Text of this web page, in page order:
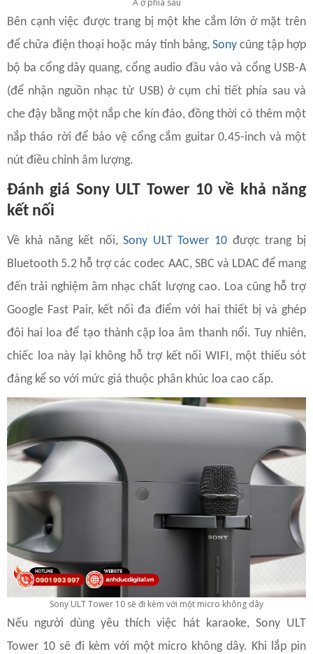
A ở phía sau
Bên cạnh việc được trang bị một khe cắm lớn ở mặt trên
để chữa điện thoại hoặc máy tính bảng,Sony cũng tập hợp
bộ ba cổng dây quang, cổng audio đầu vào và cổng USB-A
(để nhận nguồn nhạc từ USB) ở cụm chi tiết phía sau và
che đậy bằng một nắp che kín đáo, đồng thời có thêm một
nắp tháo rời để bảo vệ cổng cắm guitar 0.45-inch và một
nút điều chỉnh âm lượng.
Đánh giá Sony ULT Tower 10 về khả năng
kết nối
Về khả năng kết nối,Sony ULT Tower 10 được trang bị
Bluetooth 5.2 hỗ trợ các codec AAC, SBC và LDAC để mang
đến trải nghiệm âm nhạc chất lượng cao. Loa cũng hỗ trợ
Google Fast Pair, kết nối đa điểm với hai thiết bị và ghép
đôi hai loa để tạo thành cặp loa âm thanh nổi. Tuy nhiên,
chiếc loa này lại không hỗ trợ kết nối WIFI, một thiếu sót
đáng kể so với mức giá thuộc phân khúc loa cao cấp.
Sony ULT Tower 10 sẽ đi kèm với một micro không dây
Nếu người dùng yêu thích việc hát karaoke, Sony ULT
Tower 10 sẽ đi kèm với một micro không dây. Khi lắp pin